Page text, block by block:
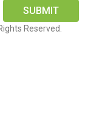
Reserved.